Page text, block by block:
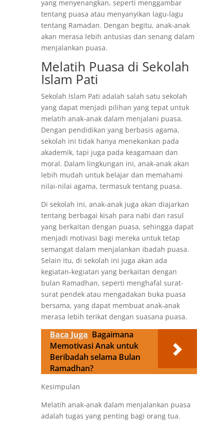
yang menyenangkan, seperti menggambar
tentang puasa atau menyanyikan lagu-lagu
tentang Ramadan. Dengan begitu, anak-anak
akan merasa lebih antusias dan senang dalam
menjalankan puasa.
Melatih Puasa di Sekolah
Islam Pati
Sekolah Islam Pati adalah salah satu sekolah
yang dapat menjadi pilihan yang tepat untuk
melatih anak-anak dalam menjalani puasa.
Dengan pendidikan yang berbasis agama,
sekolah ini tidak hanya menekankan pada
akademik, tapi juga pada keagamaan dan
moral. Dalam lingkungan ini, anak-anak akan
lebih mudah untuk belajar dan memahami
nilai-nilai agama, termasuk tentang puasa.
Di sekolah ini, anak-anak juga akan diajarkan
tentang berbagai kisah para nabi dan rasul
yang berkaitan dengan puasa, sehingga dapat
menjadi motivasi bagi mereka untuk tetap
semangat dalam menjalankan ibadah puasa.
Selain itu, di sekolah ini juga akan ada
kegiatan-kegiatan yang berkaitan dengan
bulan Ramadhan, seperti menghafal surat-
surat pendek atau mengadakan buka puasa
bersama, yang dapat membuat anak-anak
merasa lebih terikat dengan suasana puasa.
Baca Juga Bagaimana
Memotivasi Anak untuk
Beribadah selama Bulan
Ramadhan?
Kesimpulan
Melatih anak-anak dalam menjalankan puasa
adalah tugas yang penting bagi orang tua.